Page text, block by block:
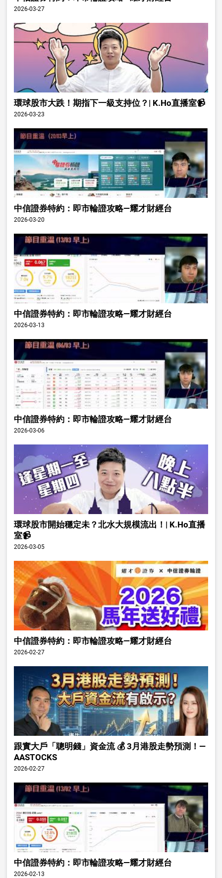
2026-03-27
環球股市大跌！期指下一級支持位？| K.Ho直播室📹
2026-03-23
中信證券特約：即市輪證攻略—耀才財經台
2026-03-20
中信證券特約：即市輪證攻略—耀才財經台
2026-03-13
中信證券特約：即市輪證攻略—耀才財經台
2026-03-06
環球股市開始穩定未？北水大規模流出！| K.Ho直播
室📹
2026-03-05
中信證券特約：即市輪證攻略—耀才財經台
2026-02-27
跟實大戶「聰明錢」資金流 💰 3月港股走勢預測！—
AASTOCKS
2026-02-27
中信證券特約：即市輪證攻略—耀才財經台
2026-02-13